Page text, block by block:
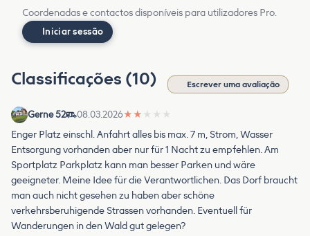
Coordenadas e contactos disponíveis para utilizadores Pro.
Iniciar sessão
Classificações (10) Escrever uma avaliação
Gerne 52 08.03.2026★ ★ ★ ★ ★
Enger Platz einschl. Anfahrt alles bis max. 7 m, Strom, Wasser
Entsorgung vorhanden aber nur für 1 Nacht zu empfehlen. Am
Sportplatz Parkplatz kann man besser Parken und wäre
geeigneter. Meine Idee für die Verantwortlichen. Das Dorf braucht
man auch nicht gesehen zu haben aber schöne
verkehrsberuhigende Strassen vorhanden. Eventuell für
Wanderungen in den Wald gut gelegen?